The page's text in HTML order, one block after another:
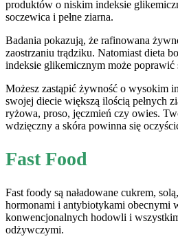
produktów o niskim indeksie
soczewica i pełne ziarna.
Badania pokazują, że rafinowana
zaostrzaniu trądziku. Natomiast dieta
indeksie glikemicznym może poprawić
Możesz zastąpić żywność o wysokim
swojej diecie większą ilością pełnych
ryżowa, proso, jęczmień czy owies.
wdzięczny a skóra powinna się
Fast Food
Fast foody są naładowane cukrem,
hormonami i antybiotykami obecnymi
konwencjonalnych hodowli i
odżywczymi.